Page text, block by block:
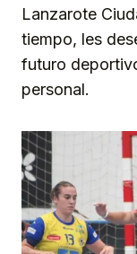
Lanzarote
tiempo, les
futuro
personal.